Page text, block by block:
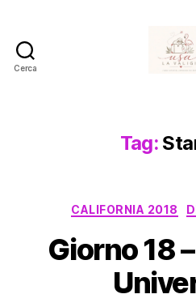
Cerca
Tag:
CALIFORNIA 2018
Giorno 18